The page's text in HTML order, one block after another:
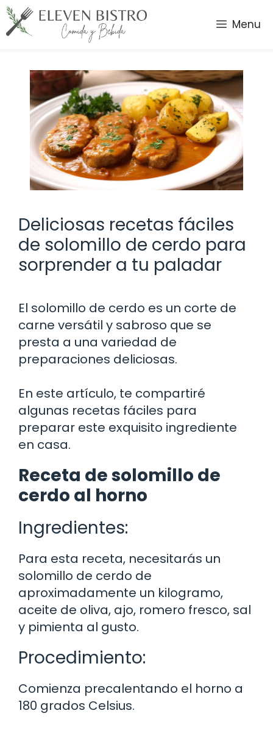
Saltar
al
contenido
Menu
Deliciosas recetas fáciles
de solomillo de cerdo para
sorprender a tu paladar
El solomillo de cerdo es un corte de
carne versátil y sabroso que se
presta a una variedad de
preparaciones deliciosas.
En este artículo, te compartiré
algunas recetas fáciles para
preparar este exquisito ingrediente
en casa.
Receta de solomillo de
cerdo al horno
Ingredientes:
Para esta receta, necesitarás un
solomillo de cerdo de
aproximadamente un kilogramo,
aceite de oliva, ajo, romero fresco, sal
y pimienta al gusto.
Procedimiento:
Comienza precalentando el horno a
180 grados Celsius.